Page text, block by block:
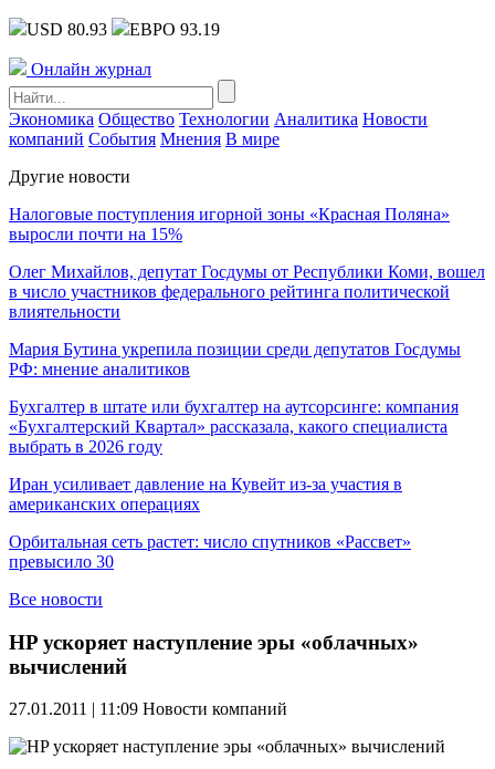
USD 80.93 ЕВРО 93.19
Онлайн журнал
Экономика Общество Технологии Аналитика Новости
компаний События Мнения В мире
Другие новости
Налоговые поступления игорной зоны «Красная Поляна»
выросли почти на 15%
Олег Михайлов, депутат Госдумы от Республики Коми, вошел
в число участников федерального рейтинга политической
влиятельности
Мария Бутина укрепила позиции среди депутатов Госдумы
РФ: мнение аналитиков
Бухгалтер в штате или бухгалтер на аутсорсинге: компания
«Бухгалтерский Квартал» рассказала, какого специалиста
выбрать в 2026 году
Иран усиливает давление на Кувейт из-за участия в
американских операциях
Орбитальная сеть растет: число спутников «Рассвет»
превысило 30
Все новости
HP ускоряет наступление эры «облачных»
вычислений
27.01.2011 | 11:09 Новости компаний